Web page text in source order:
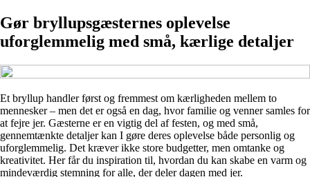
Gør bryllupsgæsternes oplevelse
uforglemmelig med små, kærlige detaljer
Et bryllup handler først og fremmest om kærligheden mellem to
mennesker – men det er også en dag, hvor familie og venner samles for
at fejre jer. Gæsterne er en vigtig del af festen, og med små,
gennemtænkte detaljer kan I gøre deres oplevelse både personlig og
uforglemmelig. Det kræver ikke store budgetter, men omtanke og
kreativitet. Her får du inspiration til, hvordan du kan skabe en varm og
mindeværdig stemning for alle, der deler dagen med jer.